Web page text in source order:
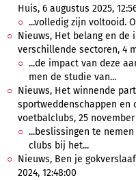
Huis, 6 augustus 2025,
...volledig zijn voltooid.
Nieuws, Het belang en de
verschillende sectoren, 4
...de impact van deze
men de studie van...
Nieuws, Het winnende
sportweddenschappen en
voetbalclubs, 25 november
...beslissingen te
clubs bij het...
Nieuws, Ben je
2024, 12:48:00